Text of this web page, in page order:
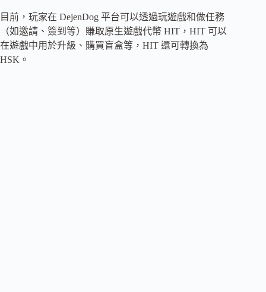
目前，玩家在 DejenDog 平台可以透過玩遊戲和做任務
（如邀請、簽到等）賺取原生遊戲代幣 HIT，HIT 可以
在遊戲中用於升級、購買盲盒等，HIT 還可轉換為
HSK。